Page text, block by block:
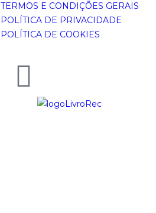
TERMOS E CONDIÇÕES GERAIS
POLÍTICA DE PRIVACIDADE
POLÍTICA DE COOKIES